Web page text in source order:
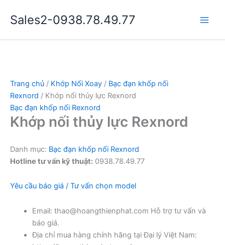
dung
Sales2-0938.78.49.77
Trang chủ / Khớp Nối Xoay / Bạc đạn khốp nối
Rexnord / Khớp nối thủy lực Rexnord
Bạc đạn khốp nối Rexnord
Khớp nối thủy lực Rexnord
Danh mục: Bạc đạn khốp nối Rexnord
Hotline tư vấn kỹ thuật: 0938.78.49.77
Yêu cầu báo giá / Tư vấn chọn model
Email: thao@hoangthienphat.com Hỗ trợ tư vấn và
báo giá.
Địa chỉ mua hàng chính hãng tại Đại lý Việt Nam: